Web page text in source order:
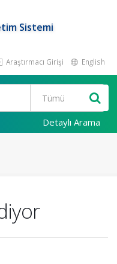
Sistemi
Araştırmacı Girişi English
Detaylı Arama